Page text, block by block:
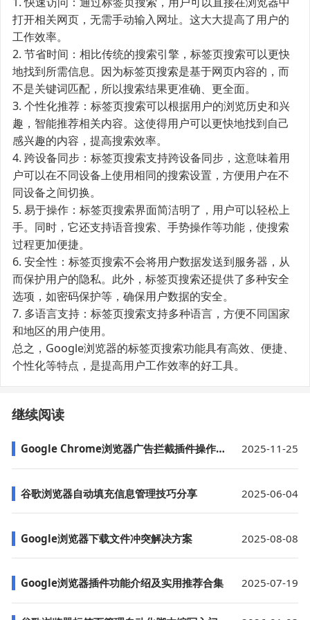
打开相关网页，无需手动输入网址。这大大提高了用户的
工作效率。
2. 节省时间：相比传统的搜索引擎，标签页搜索可以更快
地找到所需信息。因为标签页搜索是基于网页内容的，而
不是关键词匹配，所以搜索结果更准确、更全面。
3. 个性化推荐：标签页搜索可以根据用户的浏览历史和兴
趣，智能推荐相关内容。这使得用户可以更快地找到自己
感兴趣的内容，提高搜索效率。
4. 跨设备同步：标签页搜索支持跨设备同步，这意味着用
户可以在不同设备上使用相同的搜索设置，方便用户在不
同设备之间切换。
5. 易于操作：标签页搜索界面简洁明了，用户可以轻松上
手。同时，它还支持语音搜索、手势操作等功能，使搜索
过程更加便捷。
6. 安全性：标签页搜索不会将用户数据发送到服务器，从
而保护用户的隐私。此外，标签页搜索还提供了多种安全
选项，如密码保护等，确保用户数据的安全。
7. 多语言支持：标签页搜索支持多种语言，方便不同国家
和地区的用户使用。
总之，Google浏览器的标签页搜索功能具有高效、便捷、
个性化等特点，是提高用户工作效率的好工具。
继续阅读
Google Chrome浏览器广告拦截插件操作教程 2025-11-25
谷歌浏览器自动填充信息管理技巧分享 2025-06-04
Google浏览器下载文件冲突解决方案 2025-08-08
Google浏览器插件功能介绍及实用推荐合集 2025-07-19